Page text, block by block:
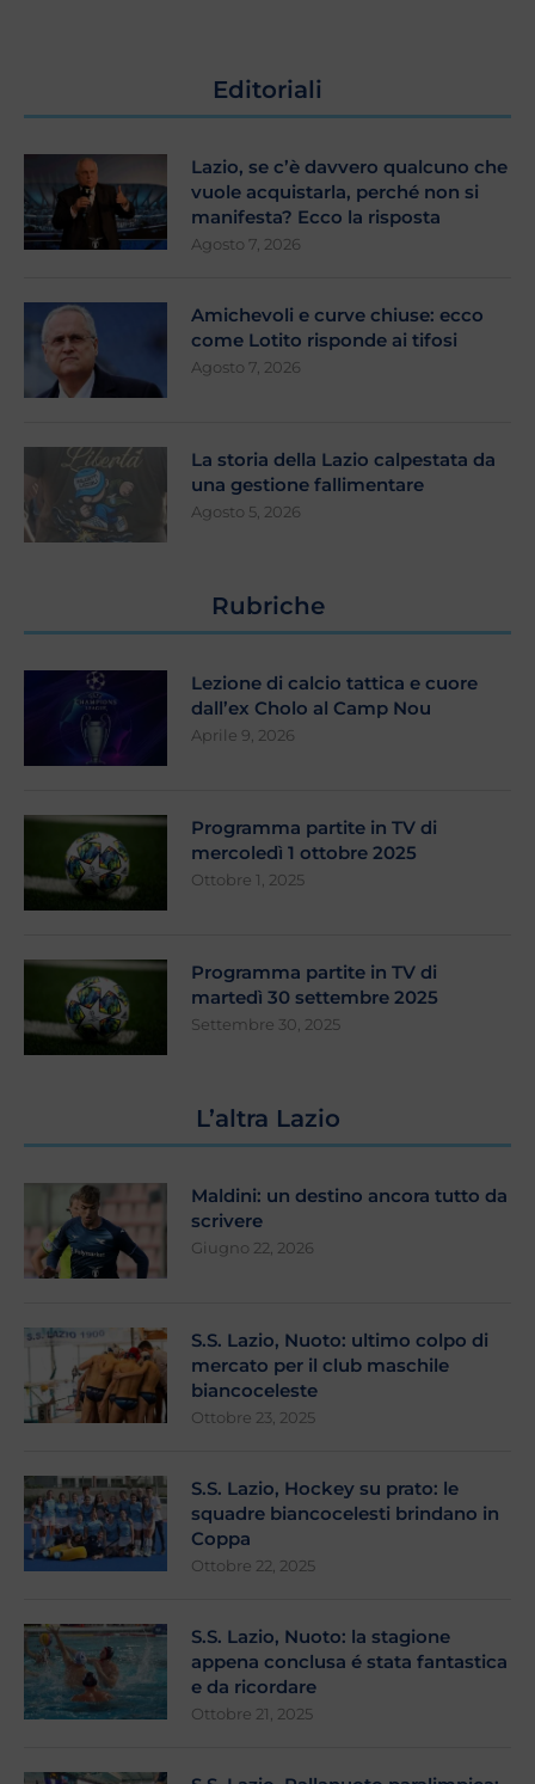
Editoriali
Lazio, se c’è davvero qualcuno che
vuole acquistarla, perché non si
manifesta? Ecco la risposta
Agosto 7, 2026
Amichevoli e curve chiuse: ecco
come Lotito risponde ai tifosi
Agosto 7, 2026
La storia della Lazio calpestata da
una gestione fallimentare
Agosto 5, 2026
Rubriche
Lezione di calcio tattica e cuore
dall’ex Cholo al Camp Nou
Aprile 9, 2026
Programma partite in TV di
mercoledì 1 ottobre 2025
Ottobre 1, 2025
Programma partite in TV di
martedì 30 settembre 2025
Settembre 30, 2025
L’altra Lazio
Maldini: un destino ancora tutto da
scrivere
Giugno 22, 2026
S.S. Lazio, Nuoto: ultimo colpo di
mercato per il club maschile
biancoceleste
Ottobre 23, 2025
S.S. Lazio, Hockey su prato: le
squadre biancocelesti brindano in
Coppa
Ottobre 22, 2025
S.S. Lazio, Nuoto: la stagione
appena conclusa é stata fantastica
e da ricordare
Ottobre 21, 2025